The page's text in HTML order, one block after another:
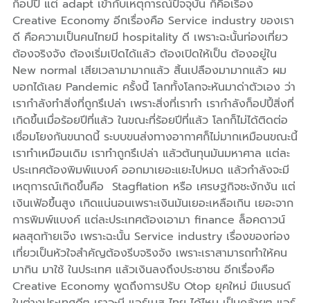
ก็อปปี้ แต่ adapt เข้ากับเหตุการณ์ปัจจุบัน ก็คือเรื่อง
Creative Economy อีกเรื่องคือ Service industry ของเรา
ดี คือความเป็นคนไทยมี hospitality ดี เพราะฉะนั้นท่องเที่ยว
ต้องจริงจัง ต้องเริ่มเปิดได้แล้ว ต้องเปิดให้เป็น ต้องอยู่ใน
New normal เสียเวลามามากแล้ว สิ้นเปลืองมามากแล้ว ผม
บอกได้เลย Pandemic ครั้งนี้ โลกทั้งโลกจะหันมาด่าตัวเอง ว่า
เรากำลังทำสิ่งที่ถูกรึเปล่า เพราะสิ่งที่เราทำ เรากำลังก็อปปี้สิ่งที่
เกิดขึ้นเมื่อร้อยปีที่แล้ว ในขณะที่ร้อยปีที่แล้ว โลกก็ไม่ได้ติดต่อ
เชื่อมโยงกันขนาดนี้ ระบบขนส่งทางอากาศก็ไม่มากเหมือนขณะนี้
เราทำเหมือนเดิม เราทำถูกรึเปล่า แล้วต้นทุนมันมหาศาล แต่ละ
ประเทศต้องพิมพ์แบงค์ ออกมาเยอะแยะไปหมด แล้วกำลังจะมี
เหตุการณ์เกิดขึ้นคือ Stagflation หรือ เศรษฐกิจชะงักงัน แต่
เงินเฟ้อขึ้นสูง เกิดแน่นอนเพราะเงินมันเยอะเหลือเกิน เยอะจาก
การพิมพ์แบงค์ แต่ละประเทศต้องเอามา finance ล็อคดาวน์
ผลสุดท้ายเจ๊ง เพราะฉะนั้น Service industry เรื่องของท่อง
เที่ยวเป็นหัวใจสำคัญต้องรีบจริงจัง เพราะเราสามารถทำให้คน
มากิน มาใช้ ในประเทศ แล้วเงินลงถึงประชาชน อีกเรื่องคือ
Creative Economy พูดถึงการปรับ Otop ยุคใหม่ มีแบรนด์